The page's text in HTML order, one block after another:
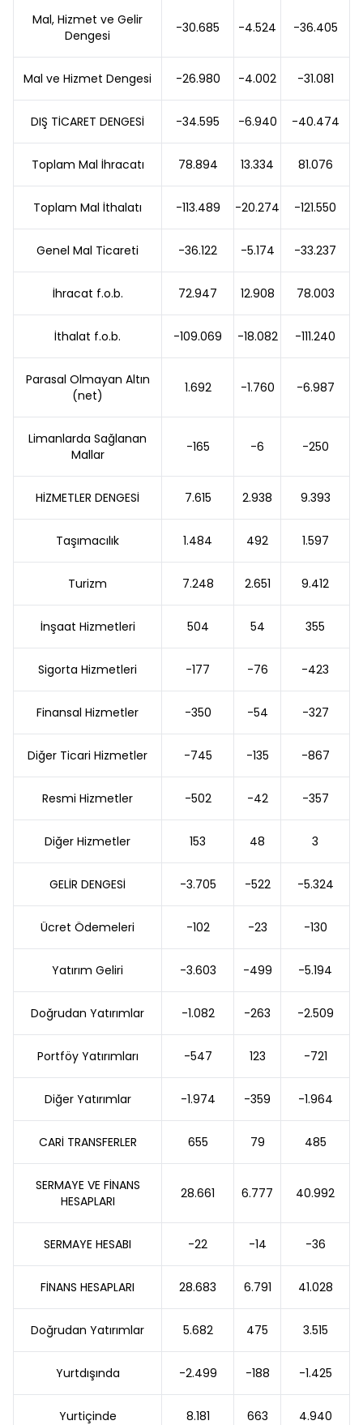
Mal, Hizmet ve Gelir
Dengesi
-30.685 -4.524 -36.405
Mal ve Hizmet Dengesi -26.980 -4.002 -31.081
DIŞ TİCARET DENGESİ -34.595 -6.940 -40.474
Toplam Mal İhracatı 78.894 13.334 81.076
Toplam Mal İthalatı -113.489 -20.274 -121.550
Genel Mal Ticareti -36.122 -5.174 -33.237
İhracat f.o.b. 72.947 12.908 78.003
İthalat f.o.b. -109.069 -18.082 -111.240
Parasal Olmayan Altın
(net)
1.692 -1.760 -6.987
Limanlarda Sağlanan
Mallar
-165 -6 -250
HİZMETLER DENGESİ 7.615 2.938 9.393
Taşımacılık 1.484 492 1.597
Turizm 7.248 2.651 9.412
İnşaat Hizmetleri 504 54 355
Sigorta Hizmetleri -177 -76 -423
Finansal Hizmetler -350 -54 -327
Diğer Ticari Hizmetler -745 -135 -867
Resmi Hizmetler -502 -42 -357
Diğer Hizmetler 153 48 3
GELİR DENGESİ -3.705 -522 -5.324
Ücret Ödemeleri -102 -23 -130
Yatırım Geliri -3.603 -499 -5.194
Doğrudan Yatırımlar -1.082 -263 -2.509
Portföy Yatırımları -547 123 -721
Diğer Yatırımlar -1.974 -359 -1.964
CARİ TRANSFERLER 655 79 485
SERMAYE VE FİNANS
HESAPLARI
28.661 6.777 40.992
SERMAYE HESABI -22 -14 -36
FİNANS HESAPLARI 28.683 6.791 41.028
Doğrudan Yatırımlar 5.682 475 3.515
Yurtdışında -2.499 -188 -1.425
Yurtiçinde 8.181 663 4.940